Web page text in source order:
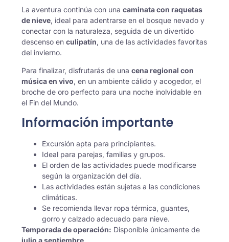
La aventura continúa con una caminata con raquetas
de nieve, ideal para adentrarse en el bosque nevado y
conectar con la naturaleza, seguida de un divertido
descenso en culipatín, una de las actividades favoritas
del invierno.
Para finalizar, disfrutarás de una cena regional con
música en vivo, en un ambiente cálido y acogedor, el
broche de oro perfecto para una noche inolvidable en
el Fin del Mundo.
Información importante
Excursión apta para principiantes.
Ideal para parejas, familias y grupos.
El orden de las actividades puede modificarse
según la organización del día.
Las actividades están sujetas a las condiciones
climáticas.
Se recomienda llevar ropa térmica, guantes,
gorro y calzado adecuado para nieve.
Temporada de operación: Disponible únicamente de
julio a septiembre.